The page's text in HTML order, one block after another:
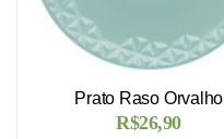
Prato Raso Orvalho
R$26,90